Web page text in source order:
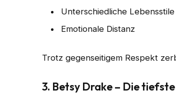
Unterschiedliche Lebensstile
Emotionale Distanz
Trotz gegenseitigem Respekt
3. Betsy Drake – Die